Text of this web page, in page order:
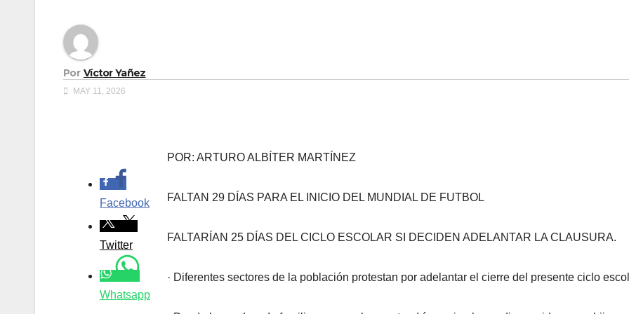
Por Víctor Yañez
MAY 11, 2026
Facebook
Twitter
Whatsapp
POR: ARTURO ALBÍTER MARTÍNEZ
FALTAN 29 DÍAS PARA EL INICIO DEL MUNDIAL DE FUTBOL
FALTARÍAN 25 DÍAS DEL CICLO ESCOLAR SI DECIDEN ADELANTAR LA CLAUSURA.
· Diferentes sectores de la población protestan por adelantar el cierre del presente ciclo